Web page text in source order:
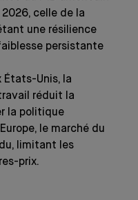
celle de la
une résilience
persistante
États-Unis, la
réduit la
la politique
le marché du
limitant les
prix.